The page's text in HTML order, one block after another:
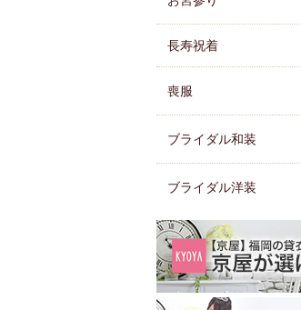
長寿祝着
喪服
ブライダル和装
ブライダル洋装